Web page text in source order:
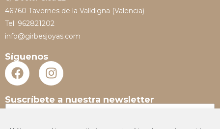
46760 Tavernes de la Valldigna (Valencia)
Tel. 962821202
info@girbesjoyas.com
Síguenos
Suscríbete a nuestra newsletter
N